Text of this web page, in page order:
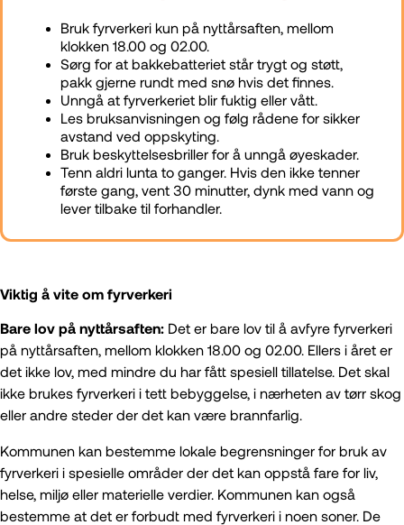
Bruk fyrverkeri kun på nyttårsaften, mellom
klokken 18.00 og 02.00.
Sørg for at bakkebatteriet står trygt og støtt,
pakk gjerne rundt med snø hvis det finnes.
Unngå at fyrverkeriet blir fuktig eller vått.
Les bruksanvisningen og følg rådene for sikker
avstand ved oppskyting.
Bruk beskyttelsesbriller for å unngå øyeskader.
Tenn aldri lunta to ganger. Hvis den ikke tenner
første gang, vent 30 minutter, dynk med vann og
lever tilbake til forhandler.
Viktig å vite om fyrverkeri
Bare lov på nyttårsaften: Det er bare lov til å avfyre fyrverkeri
på nyttårsaften, mellom klokken 18.00 og 02.00. Ellers i året er
det ikke lov, med mindre du har fått spesiell tillatelse. Det skal
ikke brukes fyrverkeri i tett bebyggelse, i nærheten av tørr skog
eller andre steder der det kan være brannfarlig.
Kommunen kan bestemme lokale begrensninger for bruk av
fyrverkeri i spesielle områder der det kan oppstå fare for liv,
helse, miljø eller materielle verdier. Kommunen kan også
bestemme at det er forbudt med fyrverkeri i noen soner. De